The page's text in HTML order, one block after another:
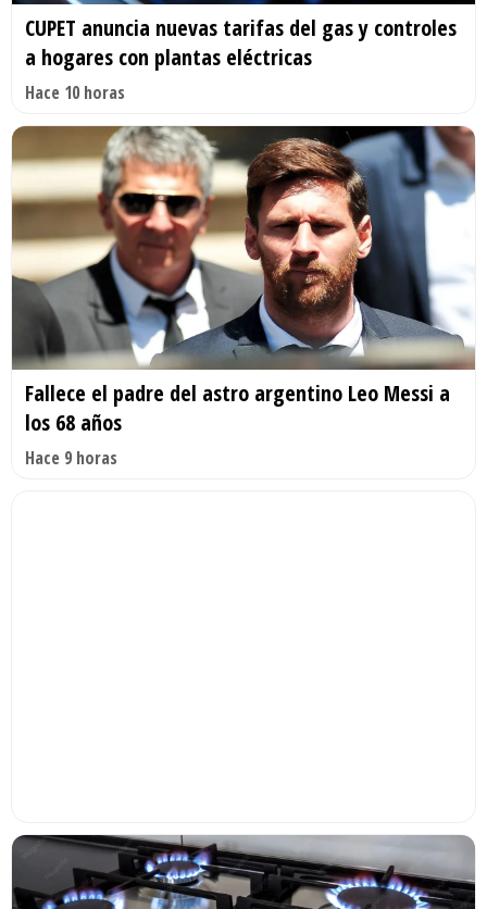
CUPET anuncia nuevas tarifas del gas y controles
a hogares con plantas eléctricas
Hace 10 horas
Fallece el padre del astro argentino Leo Messi a
los 68 años
Hace 9 horas